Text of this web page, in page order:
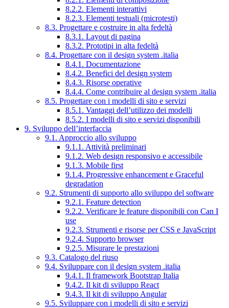
8.2.2. Elementi interattivi
8.2.3. Elementi testuali (microtesti)
8.3. Progettare e costruire in alta fedeltà
8.3.1. Layout di pagina
8.3.2. Prototipi in alta fedeltà
8.4. Progettare con il design system .italia
8.4.1. Documentazione
8.4.2. Benefici del design system
8.4.3. Risorse operative
8.4.4. Come contribuire al design system .italia
8.5. Progettare con i modelli di sito e servizi
8.5.1. Vantaggi dell’utilizzo dei modelli
8.5.2. I modelli di sito e servizi disponibili
9. Sviluppo dell’interfaccia
9.1. Approccio allo sviluppo
9.1.1. Attività preliminari
9.1.2. Web design responsivo e accessibile
9.1.3. Mobile first
9.1.4. Progressive enhancement e Graceful
degradation
9.2. Strumenti di supporto allo sviluppo del software
9.2.1. Feature detection
9.2.2. Verificare le feature disponibili con Can I
use
9.2.3. Strumenti e risorse per CSS e JavaScript
9.2.4. Supporto browser
9.2.5. Misurare le prestazioni
9.3. Catalogo del riuso
9.4. Sviluppare con il design system .italia
9.4.1. Il framework Bootstrap Italia
9.4.2. Il kit di sviluppo React
9.4.3. Il kit di sviluppo Angular
9.5. Sviluppare con i modelli di sito e servizi